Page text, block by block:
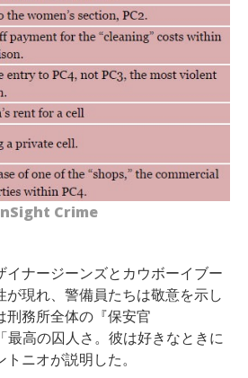
Crime
イナージーンズとカウボーイブー
が現れ、警備員たちは敬意を示し
刑務所全体の『保安官
最高の囚人さ。彼は好きなときに
ニオが説明した。